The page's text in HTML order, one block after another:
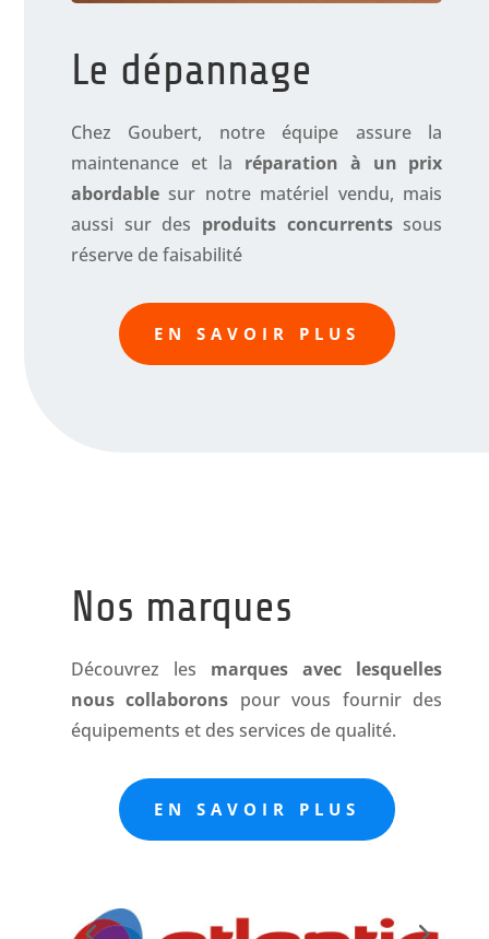
Le dépannage
Chez Goubert, notre équipe assure la
maintenance et la réparation à un prix
abordablesur notre matériel vendu, mais
aussi sur des produits concurrentssous
réserve de faisabilité
EN SAVOIR PLUS
Nos marques
Découvrez les marques avec lesquelles
nous collaborons pour vous fournir des
équipements et des services de qualité.
EN SAVOIR PLUS